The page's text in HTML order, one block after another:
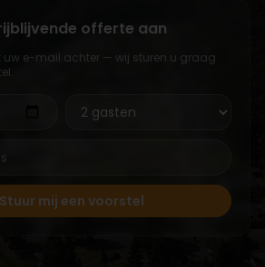
offerte aan
uw e-mail achter — wij sturen u graag
Stuur mij een voorstel